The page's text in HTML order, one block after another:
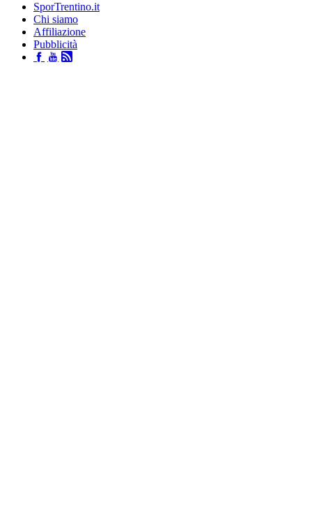
SporTrentino.it
Chi siamo
Affiliazione
Pubblicità